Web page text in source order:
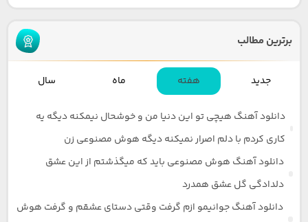
برترین مطالب
جدید هفته ماه سال
دانلود آهنگ هیچی تو این دنیا من و خوشحال نیمکنه دیگه یه
کاری کردم با دلم اصرار نمیکنه دیگه هوش مصنوعی زن
دانلود آهنگ هوش مصنوعی باید که میگذشتم از این عشق
دلدادگی گل عشق همدرد
دانلود آهنگ جوانیمو ازم گرفت وقتی دستای عشقم و گرفت هوش